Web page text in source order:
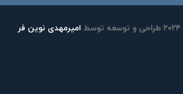
امیرمهدی نوین فر